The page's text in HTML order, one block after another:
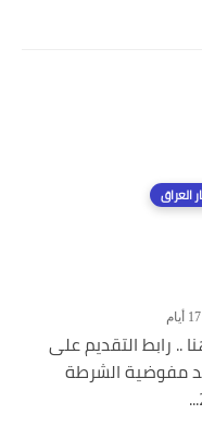
العراق
.. رابط التقديم على
مفوضية الشرطة